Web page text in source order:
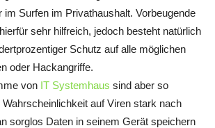
im Surfen im Privathaushalt. Vorbeugende
sehr hilfreich, jedoch besteht natürlich
Schutz auf alle möglichen
oder Hackangriffe.
von IT Systemhaus sind aber so
auf Viren stark nach
sorglos Daten in seinem Gerät speichern